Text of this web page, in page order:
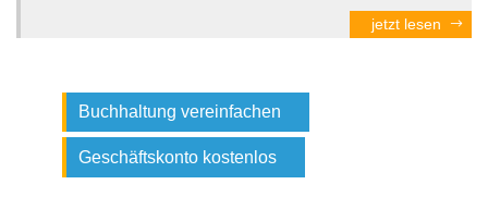
jetzt lesen
Buchhaltung vereinfachen
Geschäftskonto kostenlos